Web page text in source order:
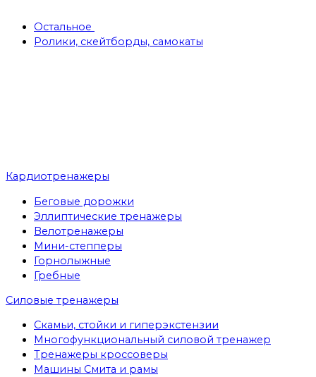
Остальное
Ролики, скейтборды, самокаты
Кардиотренажеры
Беговые дорожки
Эллиптические тренажеры
Велотренажеры
Мини-степперы
Горнолыжные
Гребные
Cиловые тренажеры
Скамьи, стойки и гиперэкстензии
Многофункциональный силовой тренажер
Тренажеры кроссоверы
Машины Смита и рамы